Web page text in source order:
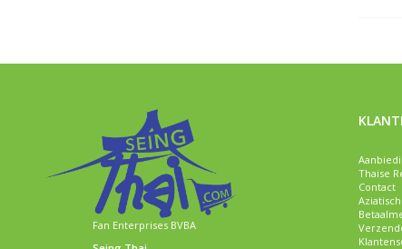
Fan Enterprises BVBA
Thaise
Contact